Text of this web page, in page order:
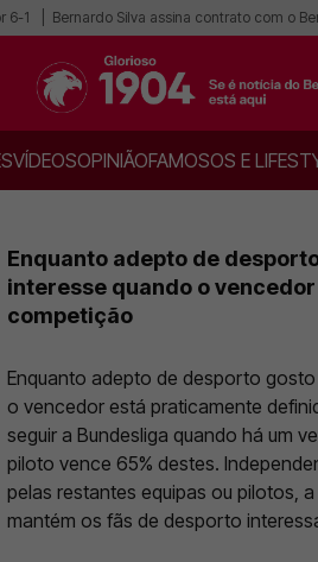
6-1 Bernardo Silva assina contrato com o
VÍDEOSOPINIÃOFAMOSOS E
Enquanto adepto de
interesse quando o
competição
Enquanto adepto de desporto
o vencedor está praticamente
seguir a Bundesliga quando há um
piloto vence 65% destes.
pelas restantes equipas ou pilotos,
mantém os fãs de desporto